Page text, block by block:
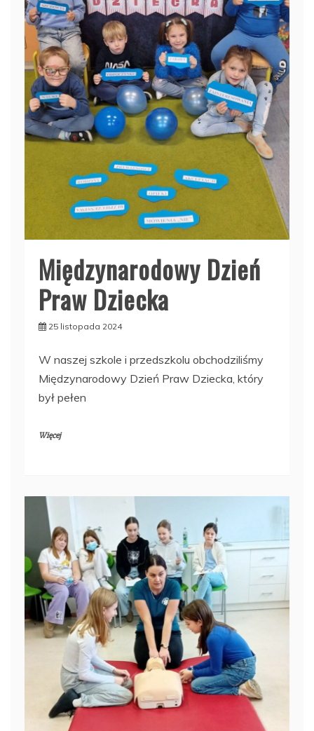
Międzynarodowy Dzień
Praw Dziecka
25 listopada 2024
W naszej szkole i przedszkolu obchodziliśmy
Międzynarodowy Dzień Praw Dziecka, który
był pełen
Więcej